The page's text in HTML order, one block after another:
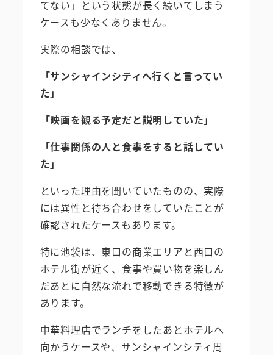
てない」という状態が長く続いてしまう
ケースも少なくありません。
実際の相談では、
「サンシャインシティへ行くと言ってい
た」
「映画を観る予定だと説明していた」
「仕事関係の人と食事をすると話してい
た」
といった理由を聞いていたものの、実際
には異性と待ち合わせをしていたことが
確認されたケースもあります。
特に池袋は、東口の商業エリアと西口の
ホテル街が近く、食事や買い物を楽しん
だあとに自然な流れで移動できる特徴が
あります。
中華料理店でランチをしたあとホテルへ
向かうケースや、サンシャインシティ周